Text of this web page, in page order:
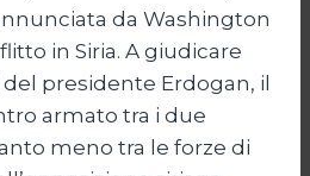
da Washington
in Siria. A giudicare
presidente Erdogan, il
armato tra i due
meno tra le forze di